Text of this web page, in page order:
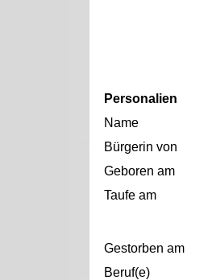
Personalien
Name
Bürgerin von
Geboren am
Taufe am
Gestorben am
Beruf(e)